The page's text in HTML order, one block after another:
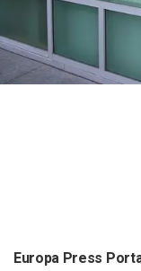
Europa Press